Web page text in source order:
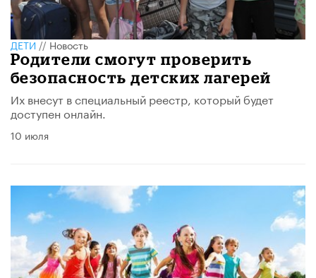
ДЕТИ//Новость
Родители смогут проверить
безопасность детских лагерей
Их внесут в специальный реестр, который будет
доступен онлайн.
10 июля